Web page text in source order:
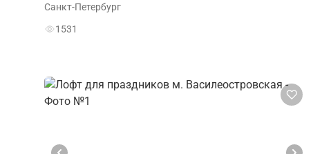
Санкт-Петербург
1531